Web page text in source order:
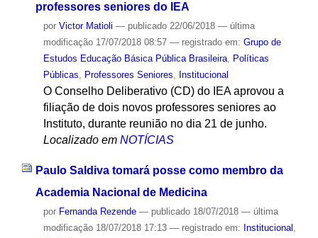
professores seniores do IEA
por Victor Matioli — publicado22/06/2018 — última
modificação17/07/2018 08:57 — registrado em: Grupo de
Estudos Educação Básica Pública Brasileira, Políticas
Públicas, Professores Seniores, Institucional
O Conselho Deliberativo (CD) do IEA aprovou a
filiação de dois novos professores seniores ao
Instituto, durante reunião no dia 21 de junho.
Localizado em NOTÍCIAS
Paulo Saldiva tomará posse como membro da
Academia Nacional de Medicina
por Fernanda Rezende — publicado18/07/2018 — última
modificação18/07/2018 17:13 — registrado em: Institucional ,